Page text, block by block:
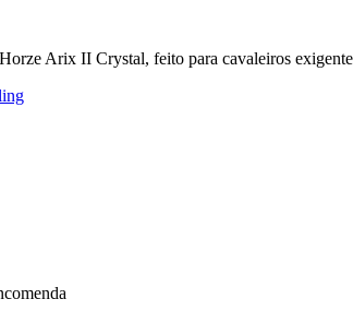
Arix II Crystal, feito para cavaleiros